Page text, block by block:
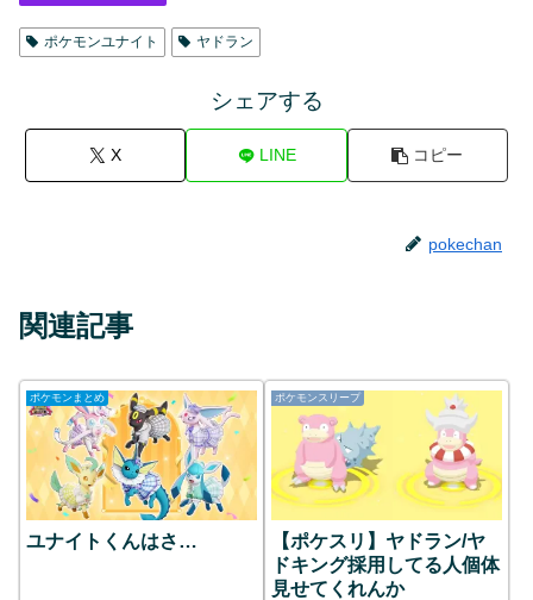
ポケモンユナイト ヤドラン
シェアする
X LINE コピー
pokechan
関連記事
ポケモンまとめ
ユナイトくんはさ…
ポケモンスリープ
【ポケスリ】ヤドラン/ヤ
ドキング採用してる人個体
見せてくれんか